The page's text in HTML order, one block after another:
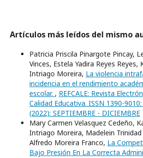
Artículos más leídos del mismo
Patricia Priscila Pinargote Pincay,
Vinces, Estela Yadira Reyes Reyes,
Intriago Moreira, La violencia
incidencia en el rendimiento
escolar. , REFCALE: Revista
Calidad Educativa. ISSN 1390-
(2022): SEPTIEMBRE - DICIEMBRE
Mary Carmen Velasquez Cedeño,
Intriago Moreira, Madelein Trinidad
Alfredo Moreira Franco, La
Bajo Presión En La Correcta